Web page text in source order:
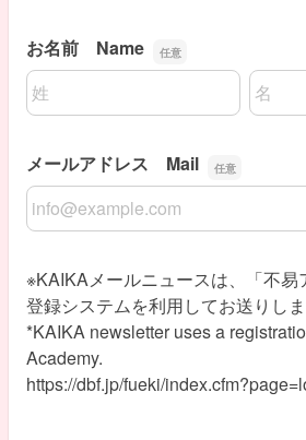
お名前 Name
名前の姓
名前の名
メールアドレス Mail
メールアドレス Mail
※KAIKAメールニュースは、「不易
登録システムを利用してお送りしま
*KAIKA newsletter uses a
Academy.
https://dbf.jp/fueki/